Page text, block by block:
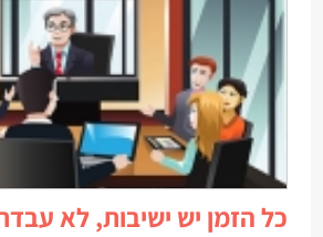
כל הזמן יש ישיבות, לא